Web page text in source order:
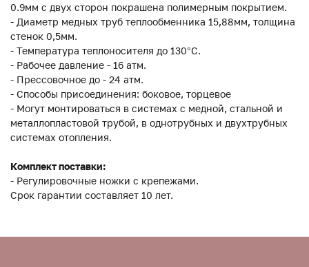
0.9мм с двух сторон покрашена полимерным покрытием.
- Диаметр медных труб теплообменника 15,88мм, толщина
стенок 0,5мм.
- Температура теплоносителя до 130°C.
- Рабочее давление - 16 атм.
- Прессовочное до - 24 атм.
- Способы присоединения: боковое, торцевое
- Могут монтироваться в системах с медной, стальной и
металлопластовой трубой, в однотрубных и двухтрубных
системах отопления.
Комплект поставки:
- Регулировочные ножки с крепежами.
Срок гарантии составляет 10 лет.